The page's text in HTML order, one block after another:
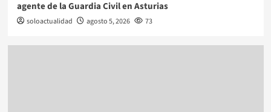
agente de la Guardia Civil en Asturias
soloactualidad agosto 5, 2026 73